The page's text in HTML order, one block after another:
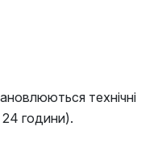
технічні
24 години).